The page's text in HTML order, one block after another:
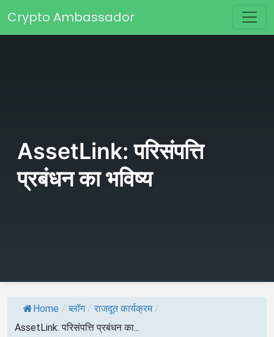
Main Navigation
Crypto Ambassador
AssetLink: परिसंपत्ति
प्रबंधन का भविष्य
Home / ब्लॉग / राजदूत कार्यक्रम /
AssetLink: परिसंपत्ति प्रबंधन का...